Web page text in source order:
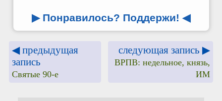
▶ Понравилось? Поддержи! ◀
◀ предыдущая
запись
Святые 90-е
следующая запись ▶
ВРПВ: недельное, князь,
ИМ